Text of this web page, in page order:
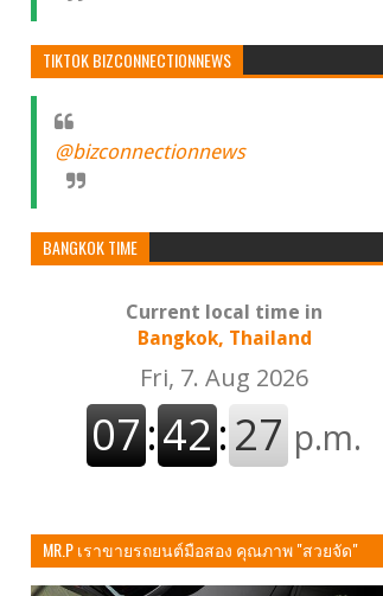
TIKTOK BIZCONNECTIONNEWS
@bizconnectionnews
BANGKOK TIME
Current local time in
Bangkok, Thailand
MR.P เราขายรถยนต์มือสอง คุณภาพ "สวยจัด"